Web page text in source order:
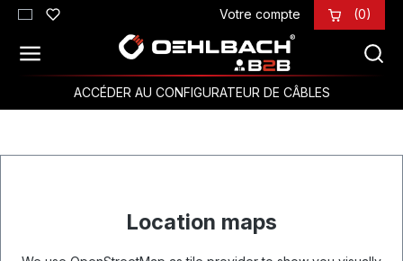
Passer au contenu principal Votre compte (0)
ACCÉDER AU CONFIGURATEUR DE CÂBLES
Location maps